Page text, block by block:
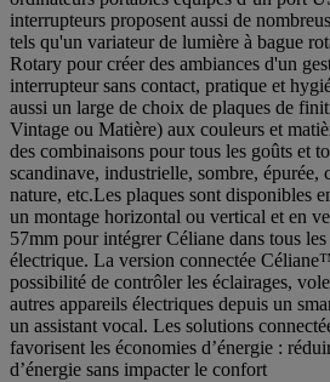
interrupteurs proposent aussi de
tels qu'un variateur de lumière à bague
Rotary pour créer des ambiances d'un
interrupteur sans contact, pratique et
aussi un large de choix de plaques de
Vintage ou Matière) aux couleurs et
des combinaisons pour tous les goûts et
scandinave, industrielle, sombre, épurée,
nature, etc.Les plaques sont disponibles
un montage horizontal ou vertical et en
57mm pour intégrer Céliane dans tous
électrique. La version connectée
possibilité de contrôler les éclairages,
autres appareils électriques depuis un
un assistant vocal. Les solutions
favorisent les économies d’énergie :
d’énergie sans impacter le confort